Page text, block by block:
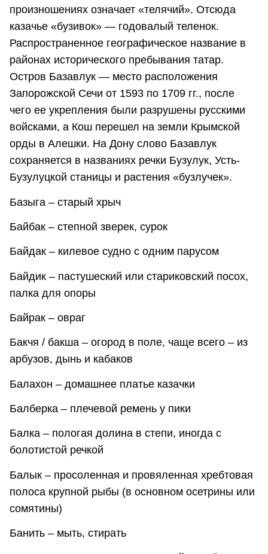
произношениях означает «телячий». Отсюда
казачье «бузивок» — годовалый теленок.
Распространенное географическое название в
районах исторического пребывания татар.
Остров Базавлук — место расположения
Запорожской Сечи от 1593 по 1709 гг., после
чего ее укрепления были разрушены русскими
войсками, а Кош перешел на земли Крымской
орды в Алешки. На Дону слово Базавлук
сохраняется в названиях речки Бузулук, Усть-
Бузулуцкой станицы и растения «бузлучек».
Базыга – старый хрыч
Байбак – степной зверек, сурок
Байдак – килевое судно с одним парусом
Байдик – пастушеский или стариковский посох,
палка для опоры
Байрак – овраг
Бакчя / бакша – огород в поле, чаще всего – из
арбузов, дынь и кабаков
Балахон – домашнее платье казачки
Балберка – плечевой ремень у пики
Балка – пологая долина в степи, иногда с
болотистой речкой
Балык – просоленная и провяленная хребтовая
полоса крупной рыбы (в основном осетрины или
сомятины)
Банить – мыть, стирать